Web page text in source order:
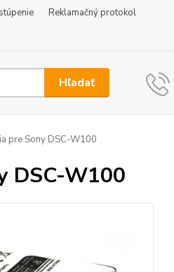
Reklamačný protokol
Hľadať
pre Sony DSC-W100
DSC-W100